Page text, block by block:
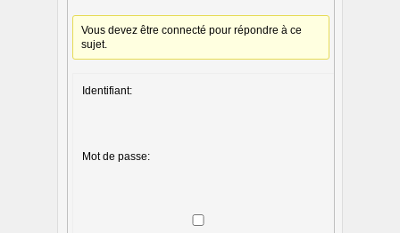
Vous devez être connecté pour répondre à ce
sujet.
Identifiant:
Mot de passe: